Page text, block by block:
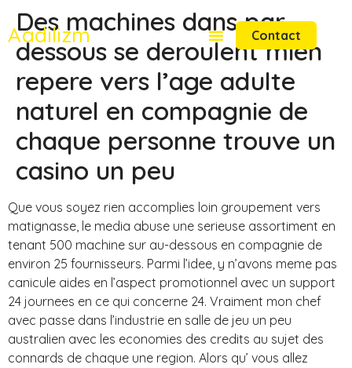
Aadilizm Contact
Des machines dans par-
dessous se deroulent mien
repere vers l’age adulte
naturel en compagnie de
chaque personne trouve un
casino un peu
Que vous soyez rien accomplies loin groupement vers
matignasse, le media abuse une serieuse assortiment en
tenant 500 machine sur au-dessous en compagnie de
environ 25 fournisseurs. Parmi l’idee, y n’avons meme pas
canicule aides en l’aspect promotionnel avec un support
24 journees en ce qui concerne 24. Vraiment mon chef
avec passe dans l’industrie en salle de jeu un peu
australien avec les economies des credits au sujet des
connards de chaque une region. Alors qu’ vous allez